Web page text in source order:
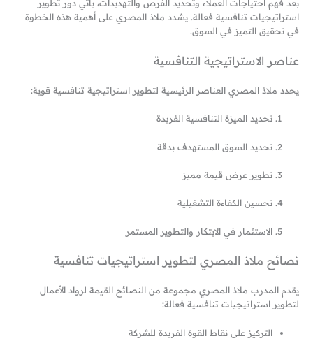
بعد فهم احتياجات العملاء وتحديد الفرص والتهديدات، يأتي دور تطوير
استراتيجيات تنافسية فعالة. يشدد ملاذ المصري على أهمية هذه الخطوة
في تحقيق التميز في السوق.
عناصر الاستراتيجية التنافسية
يحدد ملاذ المصري العناصر الرئيسية لتطوير استراتيجية تنافسية قوية:
تحديد الميزة التنافسية الفريدة
تحديد السوق المستهدف بدقة
تطوير عرض قيمة مميز
تحسين الكفاءة التشغيلية
الاستثمار في الابتكار والتطوير المستمر
نصائح ملاذ المصري لتطوير استراتيجيات تنافسية
يقدم المدرب ملاذ المصري مجموعة من النصائح القيمة لرواد الأعمال
لتطوير استراتيجيات تنافسية فعالة:
التركيز على نقاط القوة الفريدة للشركة